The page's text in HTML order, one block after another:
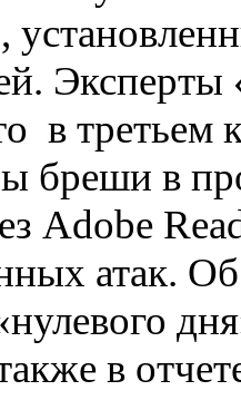
в третьем
бреши в
Adobe
атак.
в